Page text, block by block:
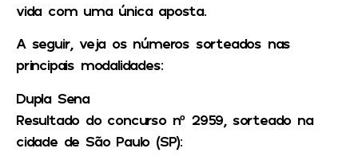
vida com uma única aposta.
A seguir, veja os números sorteados nas
principais modalidades:
Dupla Sena
Resultado do concurso nº 2959, sorteado na
cidade de São Paulo (SP):